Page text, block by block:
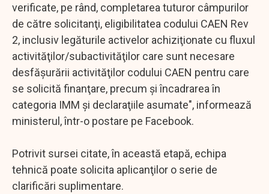
verificate, pe rând, completarea tuturor câmpurilor
de către solicitanţi, eligibilitatea codului CAEN Rev
2, inclusiv legăturile activelor achiziţionate cu fluxul
activităţilor/subactivităţilor care sunt necesare
desfăşurării activităţilor codului CAEN pentru care
se solicită finanţare, precum şi încadrarea în
categoria IMM şi declaraţiile asumate", informează
ministerul, într-o postare pe Facebook.
Potrivit sursei citate, în această etapă, echipa
tehnică poate solicita aplicanţilor o serie de
clarificări suplimentare.